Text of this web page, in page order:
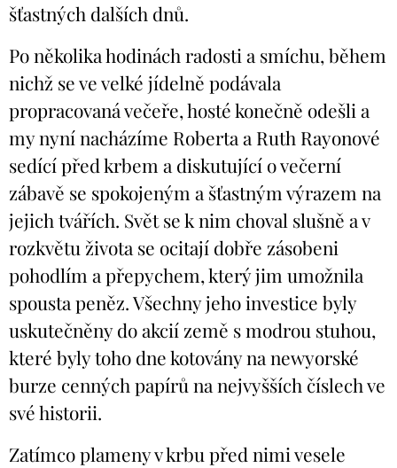
šťastných dalších dnů.
Po několika hodinách radosti a smíchu, během
nichž se ve velké jídelně podávala
propracovaná večeře, hosté konečně odešli a
my nyní nacházíme Roberta a Ruth Rayonové
sedící před krbem a diskutující o večerní
zábavě se spokojeným a šťastným výrazem na
jejich tvářích. Svět se k nim choval slušně a v
rozkvětu života se ocitají dobře zásobeni
pohodlím a přepychem, který jim umožnila
spousta peněz. Všechny jeho investice byly
uskutečněny do akcií země s modrou stuhou,
které byly toho dne kotovány na newyorské
burze cenných papírů na nejvyšších číslech ve
své historii.
Zatímco plameny v krbu před nimi vesele